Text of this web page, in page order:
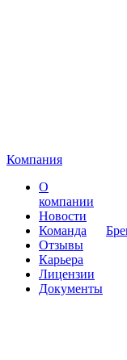
Компания
О
компании
Новости
Команда
Отзывы
Карьера
Лицензии
Документы